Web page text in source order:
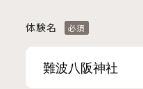
体験名 必須